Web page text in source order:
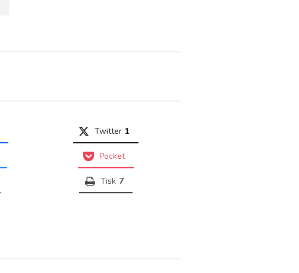
Twitter 1
Pocket
Tisk 7